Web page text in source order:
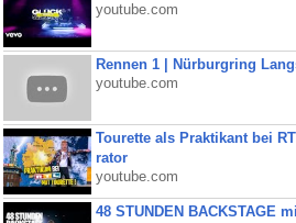
youtube.com
Rennen 1 | Nürburgring
youtube.com
Tourette als Praktikant bei
rator
youtube.com
48 STUNDEN BACKSTAGE